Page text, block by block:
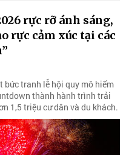
rực rỡ ánh sáng,
rực cảm xúc tại các
bức tranh lễ hội quy mô hiếm
thành hành trình trải
1,5 triệu cư dân và du khách.